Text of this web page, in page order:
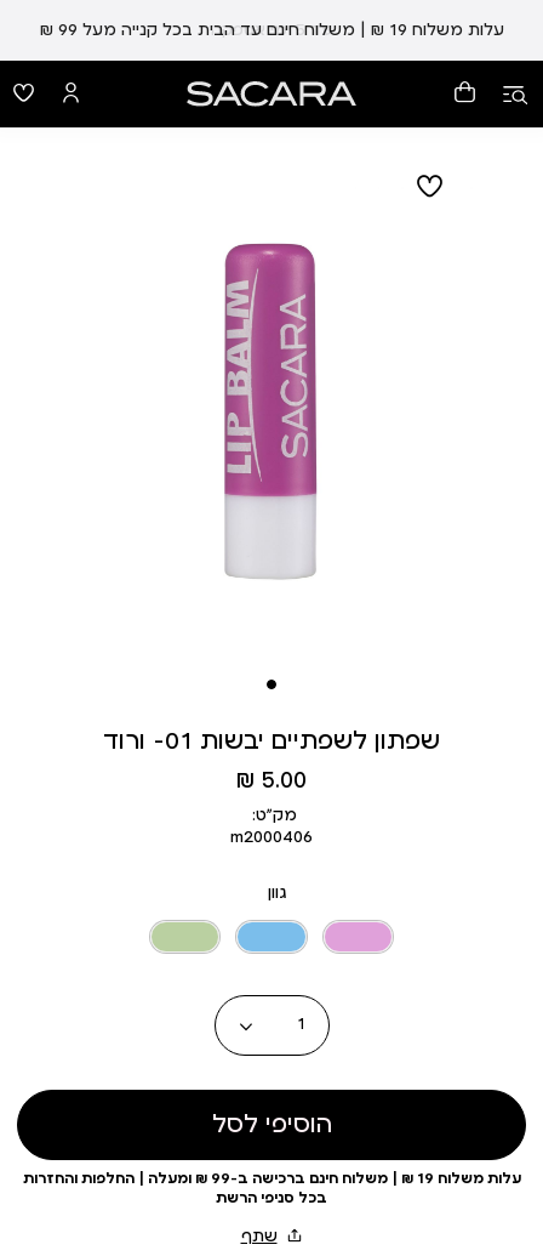
עלות משלוח 19 ₪ | משלוח חינם עד הבית בכל קנייה מעל 99 ₪ עד 5 ימי אספקה
שפתון לשפתיים יבשות 01- ורוד
מחיר
מוצר
5.00 ₪
מק״ט:
m2000406
גוון
כמות
הוסיפי לסל
עלות משלוח 19 ₪ | משלוח חינם ברכישה ב-99 ₪ ומעלה | החלפות והחזרות
בכל סניפי הרשת